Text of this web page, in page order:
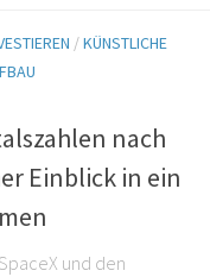
/KÜNSTLICHE
nach
Einblick in ein
und den